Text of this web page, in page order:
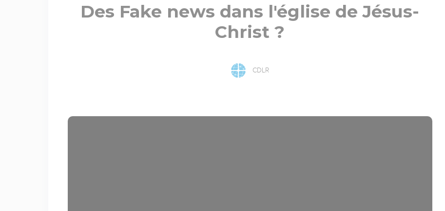
Des Fake news dans l'église de Jésus-
Christ ?
CDLR